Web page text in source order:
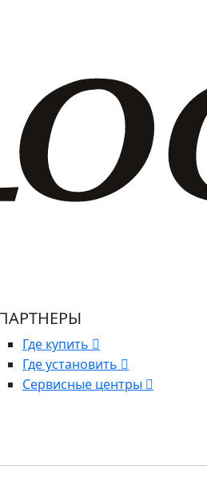
Где купить
Где установить
Сервисные центры